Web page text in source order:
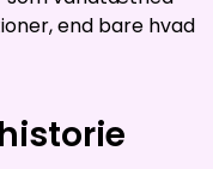
end bare hvad